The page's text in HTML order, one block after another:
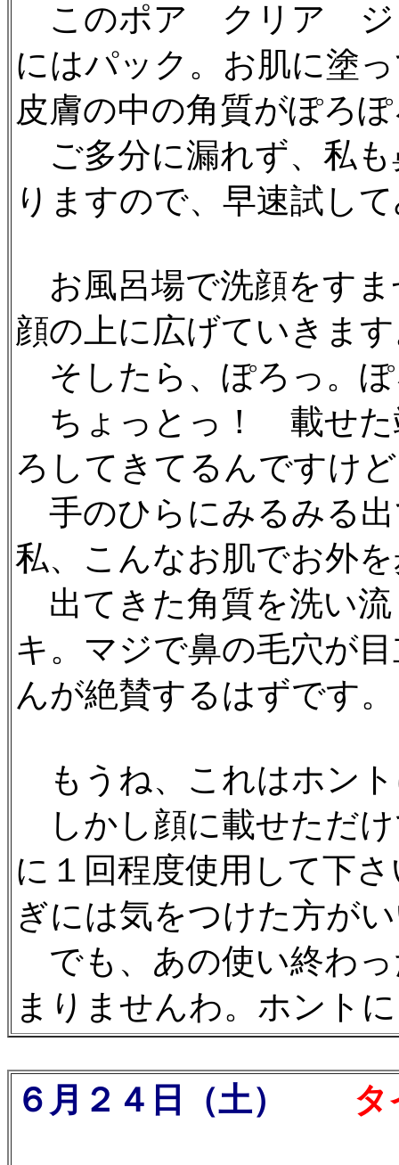
このポア クリア ジ
にはパック。お肌に塗
皮膚の中の角質がぽろ
ご多分に漏れず、私
りますので、早速試し
お風呂場で洗顔をす
顔の上に広げていきま
そしたら、ぽろっ。
ちょっとっ！ 載せた
ろしてきてるんですけ
手のひらにみるみる
私、こんなお肌でお外
出てきた角質を洗い
キ。マジで鼻の毛穴が
んが絶賛するはずです。
もうね、これはホン
しかし顔に載せただ
に１回程度使用して下
ぎには気をつけた方が
でも、あの使い終わ
まりませんわ。ホント
６月２４日（土） タイ